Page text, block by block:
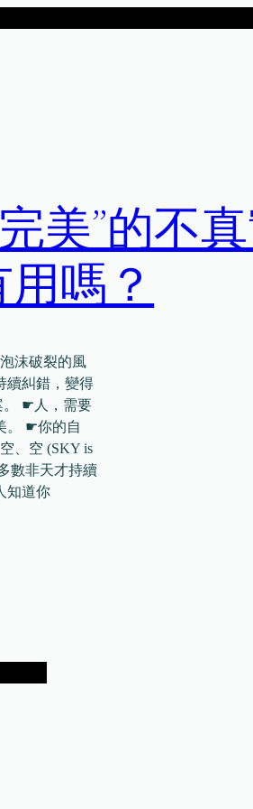
美”的不
嗎？
沫破裂的風
續糾錯，變得
。 ☛人，需要
。 ☛你的自
、空 (SKY is
數非天才持續
知道你